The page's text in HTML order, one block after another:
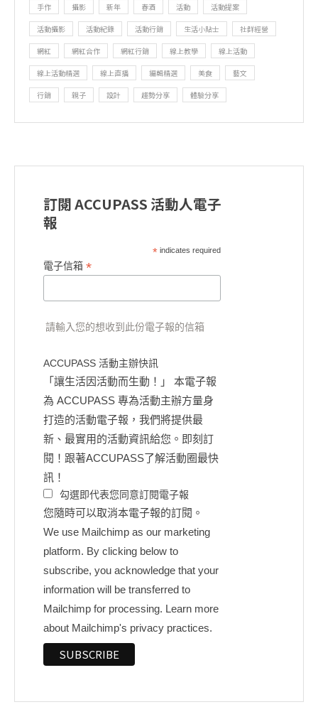
手作 攝影 新年 春酒 活動 活動提案
活動攝影 活動紀錄 活動行銷 生活小貼士 社群經營
網紅 網紅合作 網紅行銷 線上教學 線上活動
線上活動精選 線上直播 編輯精選 美食 藝文
行銷 親子 設計 趨勢分享 體驗分享
訂閱 ACCUPASS 活動人電子
報
*indicates required
電子信箱 *
請輸入您的想收到此份電子報的信箱
ACCUPASS 活動主辦快訊
「讓生活因活動而生動！」 本電子報
為 ACCUPASS 專為活動主辦方量身
打造的活動電子報，我們將提供最
新、最實用的活動資訊給您。即刻訂
閱！跟著ACCUPASS了解活動圈最快
訊！
勾選即代表您同意訂閱電子報
您隨時可以取消本電子報的訂閱。
We use Mailchimp as our marketing
platform. By clicking below to
subscribe, you acknowledge that your
information will be transferred to
Mailchimp for processing. Learn more
about Mailchimp's privacy practices.